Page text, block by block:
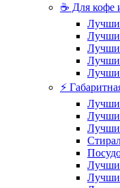
☕ Для кофе
⚡